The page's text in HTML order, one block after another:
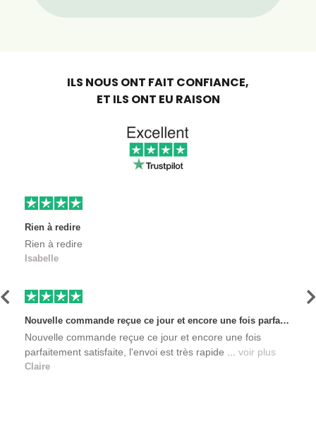
ILS NOUS ONT FAIT CONFIANCE,
ET ILS ONT EU RAISON
Rien à redire
Rien à redire
Isabelle
Nouvelle commande reçue ce jour et encore une fois parfaitement satisfaite, l'envoi est très rapide et les produits sont toujours conditionnés de manière personnalisés. L'avantage de commander auprès de créateurs indépendants.
Nouvelle commande reçue ce jour et encore une fois
parfaitement satisfaite, l'envoi est très rapide ... voir plus
Claire
Précédent